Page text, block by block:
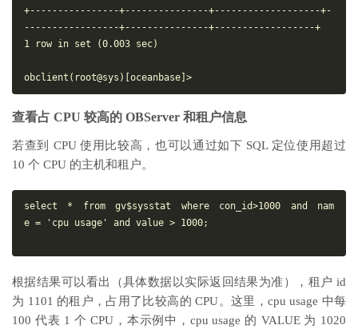
+----------------+---------------+-------------------+-
-----------------+---------------+------------------+
1 row in set (0.003 sec)
查看占 CPU 较高的 OBServer 和租户信息
若查到 CPU 使用比较高，也可以通过如下 SQL 定位使用超过
10 个 CPU 的主机和租户。
select * from gv$sysstat where con_id>1000 and nam
e = 'cpu usage' and value > 1000;
根据结果可以看出（具体数据以实际返回结果为准），租户 id
为 1101 的租户，占用了比较高的 CPU。这里，cpu usage 中每
100 代表 1 个 CPU，本示例中，cpu usage 的 VALUE 为 1020